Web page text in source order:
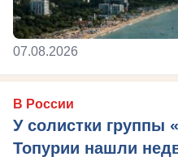
07.08.2026
В России
У солистки группы
Топурии нашли